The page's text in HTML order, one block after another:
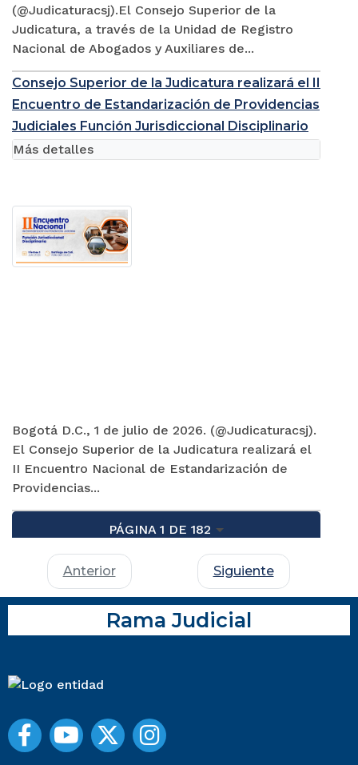
(@Judicaturacsj).El Consejo Superior de la
Judicatura, a través de la Unidad de Registro
Nacional de Abogados y Auxiliares de...
Consejo Superior de la Judicatura realizará el II
Encuentro de Estandarización de Providencias
Judiciales Función Jurisdiccional Disciplinario
Bogotá D.C., 1 de julio de 2026. (@Judicaturacsj).
El Consejo Superior de la Judicatura realizará el
II Encuentro Nacional de Estandarización de
Providencias...
Más detalles
PÁGINA 1 DE 182
Anterior Siguiente
Rama Judicial